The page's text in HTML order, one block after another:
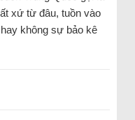
xứ từ đâu, tuồn vào
không sự bảo kê